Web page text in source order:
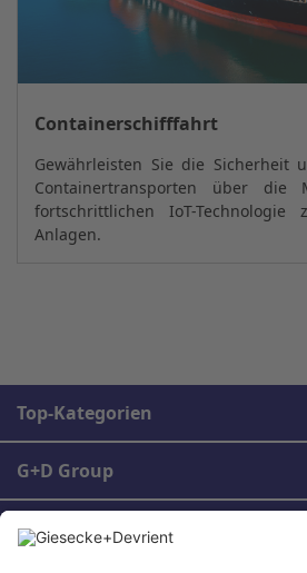
Containerschifffahrt
Gewährleisten Sie die Sicherheit
Containertransporten über die
fortschrittlichen IoT-
Anlagen.
Top-Kategorien
G+D Group
Rechtliches